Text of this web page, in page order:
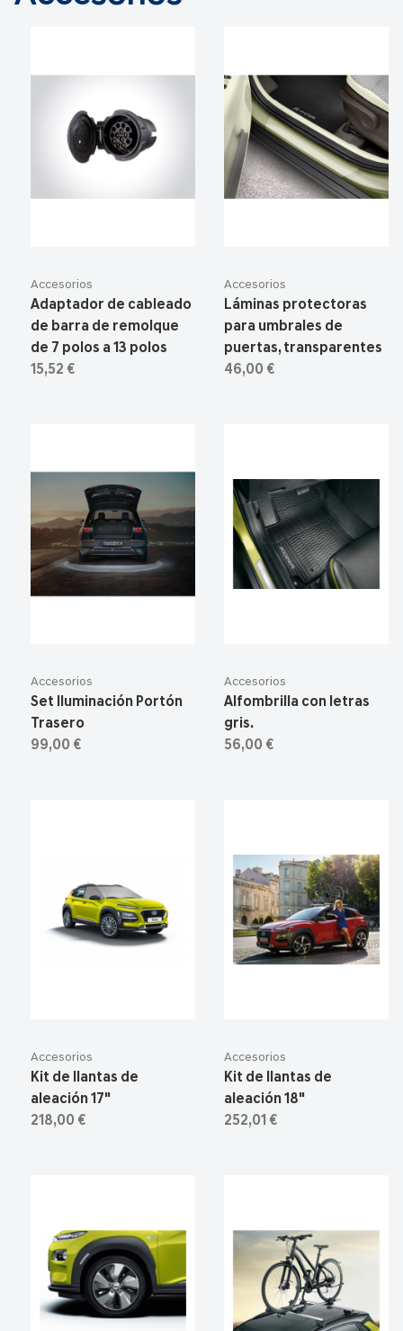
Accesorios
Adaptador de cableado
de barra de remolque
de 7 polos a 13 polos
15,52 €
Accesorios
Láminas protectoras
para umbrales de
puertas, transparentes
46,00 €
Accesorios
Set Iluminación Portón
Trasero
99,00 €
Accesorios
Alfombrilla con letras
gris.
56,00 €
Accesorios
Kit de llantas de
aleación 17"
218,00 €
Accesorios
Kit de llantas de
aleación 18"
252,01 €